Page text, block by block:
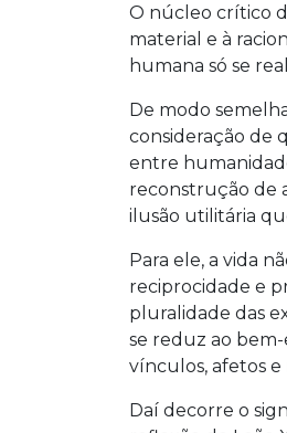
O núcleo crítico
material e à
humana só se
De modo
consideração de
entre
reconstrução de
ilusão utilitária
Para ele, a vida
reciprocidade e
pluralidade das
se reduz ao
vínculos, afetos e
Daí decorre o